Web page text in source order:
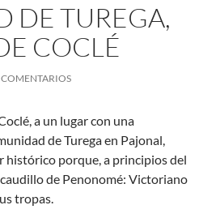
DE TUREGA,
COCLÉ
a un lugar con una
de Turega en Pajonal,
histórico porque, a principios del
de Penonomé: Victoriano
tropas.